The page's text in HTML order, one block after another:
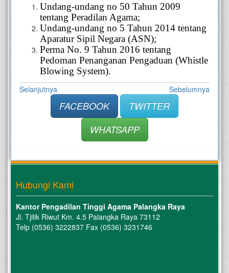
Undang-undang no 50 Tahun 2009
tentang Peradilan Agama;
Undang-undang no 5 Tahun 2014 tentang
Aparatur Sipil Negara (ASN);
Perma No. 9 Tahun 2016 tentang
Pedoman Penanganan Pengaduan (Whistle
Blowing System).
Selanjutnya Sebelumnya
FACEBOOK
TWITTER
WHATSAPP
Hubungi Kami
Kantor Pengadilan Tinggi Agama Palangka Raya
Jl. Tjilik Riwut Km. 4.5 Palangka Raya 73112
Telp (0536) 3222837 Fax (0536) 3231746